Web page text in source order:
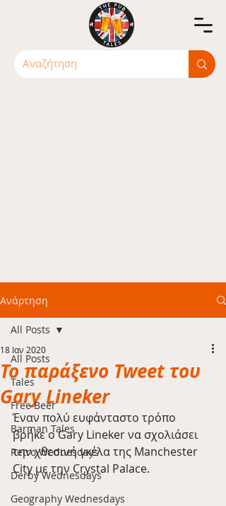
Ανάρτηση
All Posts
Tales
Free Beer
Barman Tales
Retro Wednesdays
Derby Wednesdays
Geography Wednesdays
All Posts
Το παράξενο Tweet του
Gary Lineker
18 Ιαν 2020
Έναν πολύ ευφάνταστο τρόπο
βρήκε ο Gary Lineker να σχολιάσει
την χθεσινή γκέλα της Manchester
City με την Crystal Palace.